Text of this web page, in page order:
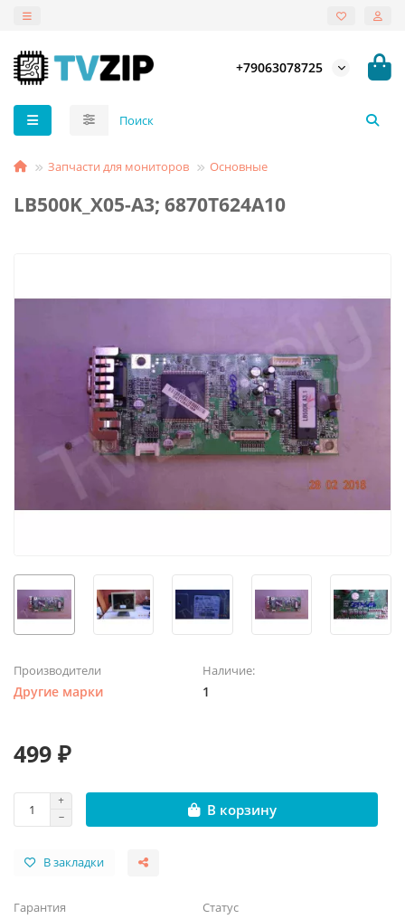
+79063078725
Запчасти для мониторов Основные
LB500K_X05-A3; 6870T624A10
Производители
Другие марки
Наличие:
1
499 ₽
В корзину
В закладки
Гарантия Статус